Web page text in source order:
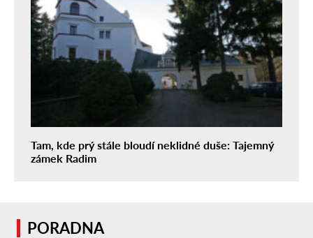
Tam, kde prý stále bloudí neklidné duše: Tajemný
zámek Radim
PORADNA